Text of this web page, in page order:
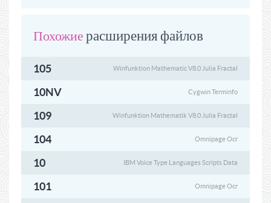
Похожие расширения файлов
105 Winfunktion Mathematic V8.0 Julia Fractal
10NV Cygwin Terminfo
109 Winfunktion Mathematik V8.0 Julia Fractal
104 Omnipage Ocr
10 IBM Voice Type Languages Scripts Data
101 Omnipage Ocr